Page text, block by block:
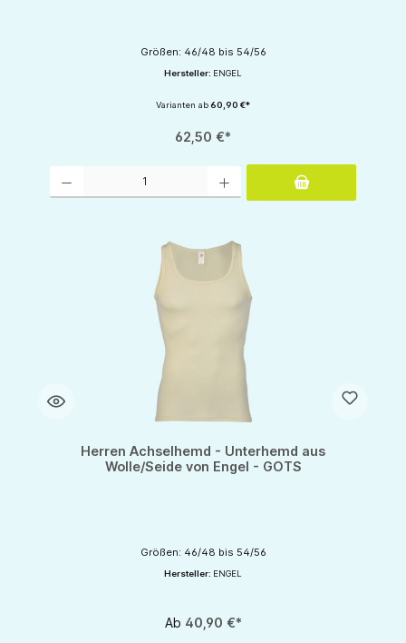
Größen: 46/48 bis 54/56
Hersteller: ENGEL
Varianten ab60,90 €*
62,50 €*
Herren Achselhemd - Unterhemd aus
Wolle/Seide von Engel - GOTS
Größen: 46/48 bis 54/56
Hersteller: ENGEL
Ab 40,90 €*